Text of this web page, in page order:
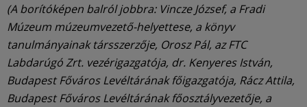
(A borítóképen balról jobbra: Vincze József, a Fradi
Múzeum múzeumvezető-helyettese, a könyv
tanulmányainak társszerzője, Orosz Pál, az FTC
Labdarúgó Zrt. vezérigazgatója, dr. Kenyeres István,
Budapest Főváros Levéltárának főigazgatója, Rácz Attila,
Budapest Főváros Levéltárának főosztályvezetője, a